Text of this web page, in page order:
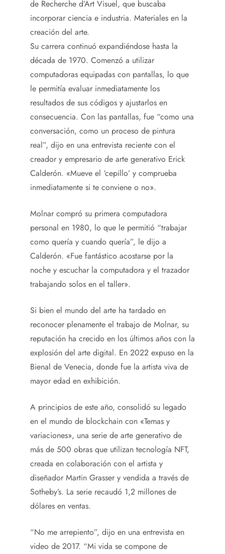
de Recherche d’Art Visuel, que buscaba
incorporar ciencia e industria. Materiales en la
creación del arte.
Su carrera continuó expandiéndose hasta la
década de 1970. Comenzó a utilizar
computadoras equipadas con pantallas, lo que
le permitía evaluar inmediatamente los
resultados de sus códigos y ajustarlos en
consecuencia. Con las pantallas, fue “como una
conversación, como un proceso de pintura
real”, dijo en una entrevista reciente con el
creador y empresario de arte generativo Erick
Calderón. «Mueve el ‘cepillo’ y comprueba
inmediatamente si te conviene o no».
Molnar compró su primera computadora
personal en 1980, lo que le permitió “trabajar
como quería y cuando quería”, le dijo a
Calderón. «Fue fantástico acostarse por la
noche y escuchar la computadora y el trazador
trabajando solos en el taller».
Si bien el mundo del arte ha tardado en
reconocer plenamente el trabajo de Molnar, su
reputación ha crecido en los últimos años con la
explosión del arte digital. En 2022 expuso en la
Bienal de Venecia, donde fue la artista viva de
mayor edad en exhibición.
A principios de este año, consolidó su legado
en el mundo de blockchain con «Temas y
variaciones», una serie de arte generativo de
más de 500 obras que utilizan tecnología NFT,
creada en colaboración con el artista y
diseñador Martin Grasser y vendida a través de
Sotheby’s. La serie recaudó 1,2 millones de
dólares en ventas.
“No me arrepiento”, dijo en una entrevista en
video de 2017. “Mi vida se compone de